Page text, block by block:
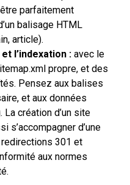
parfaitement
balisage HTML
article).
l’indexation : avec le
propre, et des
Pensez aux balises
et aux données
La création d’un site
s’accompagner d’une
301 et
aux normes